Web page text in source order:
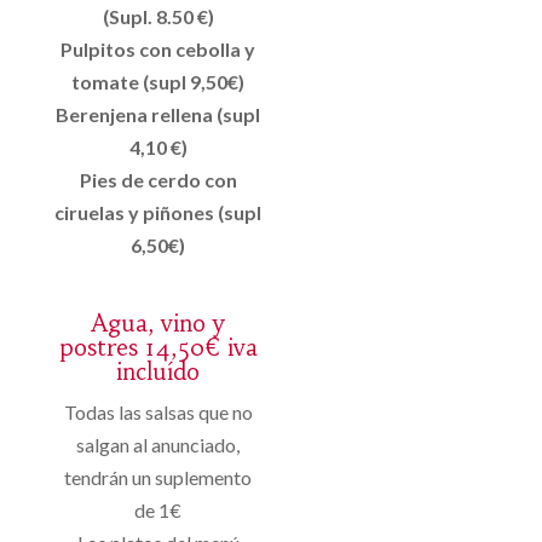
(Supl. 8.50 €)
Pulpitos con cebolla y
tomate (supl 9,50€)
Berenjena rellena (supl
4,10 €)
Pies de cerdo con
ciruelas y piñones (supl
6,50€)
Agua, vino y
postres 14,50€ iva
incluído
Todas las salsas que no
salgan al anunciado,
tendrán un suplemento
de 1€